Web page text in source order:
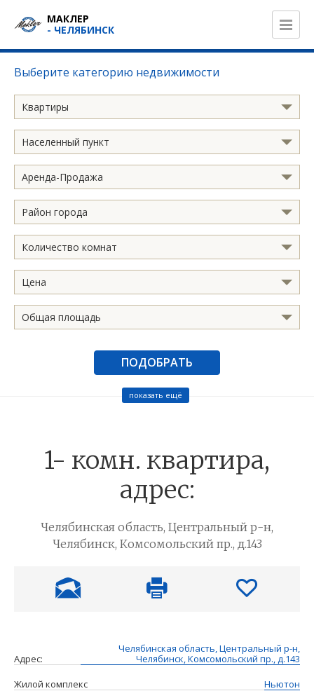
МАКЛЕР
- ЧЕЛЯБИНСК
Выберите категорию недвижимости
Квартиры
Населенный пункт
Аренда-Продажа
Район города
Количество комнат
Цена
Общая площадь
ПОДОБРАТЬ
показать ещё
1- комн. квартира,
адрес:
Челябинская область, Центральный р-н,
Челябинск, Комсомольский пр., д.143
Адрес:
Челябинская область, Центральный р-н,
Челябинск, Комсомольский пр., д.143
Жилой комплекс
Ньютон